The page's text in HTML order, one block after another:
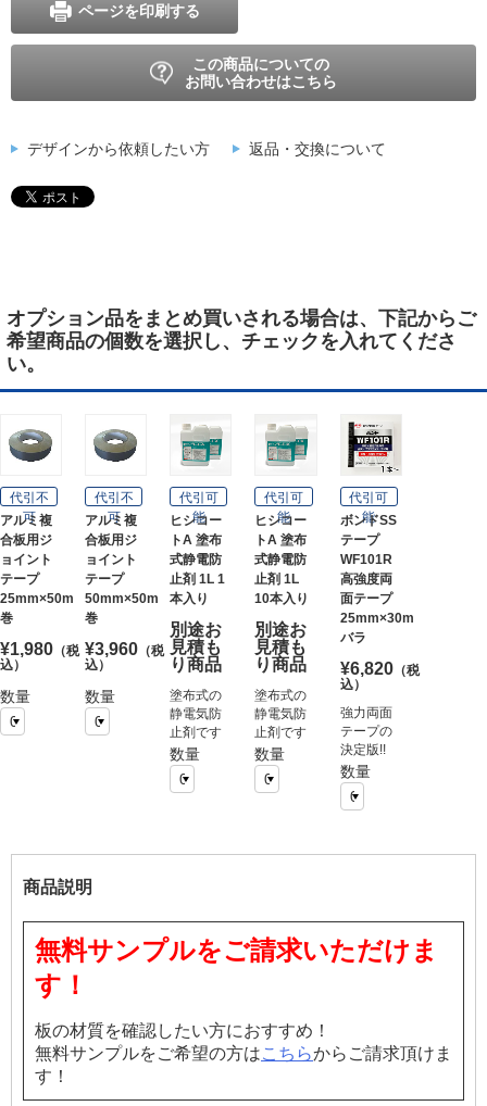
ページを印刷する
この商品についての
お問い合わせはこちら
デザインから依頼したい方 返品・交換について
オプション品をまとめ買いされる場合は、下記からご
希望商品の個数を選択し、チェックを入れてくださ
い。
代引不
可
アルミ複
合板用ジ
ョイント
テープ
25mm×50m
巻
¥1,980 （税
込）
数量
代引不
可
アルミ複
合板用ジ
ョイント
テープ
50mm×50m
巻
¥3,960 （税
込）
数量
代引可
能
ヒシコー
トA 塗布
式静電防
止剤 1L 1
本入り
別途お
見積も
り商品
塗布式の
静電気防
止剤です
数量
代引可
能
ヒシコー
トA 塗布
式静電防
止剤 1L
10本入り
別途お
見積も
り商品
塗布式の
静電気防
止剤です
数量
代引可
能
ボンドSS
テープ
WF101R
高強度両
面テープ
25mm×30m
バラ
¥6,820（税
込）
強力両面
テープの
決定版!!
数量
商品説明
無料サンプルをご請求いただけま
す！
板の材質を確認したい方におすすめ！
無料サンプルをご希望の方はこちらからご請求頂けま
す！